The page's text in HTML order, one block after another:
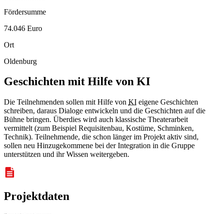
Fördersumme
74.046 Euro
Ort
Oldenburg
Geschichten mit Hilfe von KI
Die Teilnehmenden sollen mit Hilfe von KI eigene Geschichten
schreiben, daraus Dialoge entwickeln und die Geschichten auf die
Bühne bringen. Überdies wird auch klassische Theaterarbeit
vermittelt (zum Beispiel Requisitenbau, Kostüme, Schminken,
Technik). Teilnehmende, die schon länger im Projekt aktiv sind,
sollen neu Hinzugekommene bei der Integration in die Gruppe
unterstützen und ihr Wissen weitergeben.
Projektdaten